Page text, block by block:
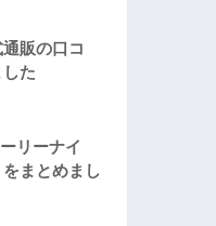
販の口コ
た
リーナイ
まとめまし